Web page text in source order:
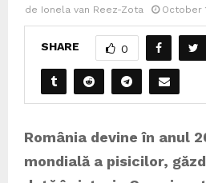
de Ionela van Reez-Zota October
SHARE 0
România devine în anul
mondială a pisicilor,